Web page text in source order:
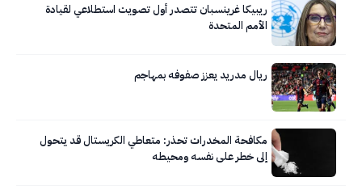
ريبيكا غرينسبان تتصدر أول تصويت استطلاعي لقيادة
الأمم المتحدة
ريال مدريد يعزز صفوفه بمهاجم
مكافحة المخدرات تحذر: متعاطي الكريستال قد يتحول
إلى خطر على نفسه ومحيطه